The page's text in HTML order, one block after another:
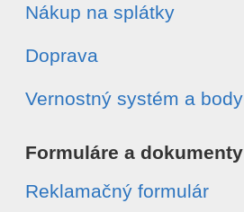
Nákup na splátky
Doprava
Vernostný systém a body
Formuláre a dokumenty
Reklamačný formulár